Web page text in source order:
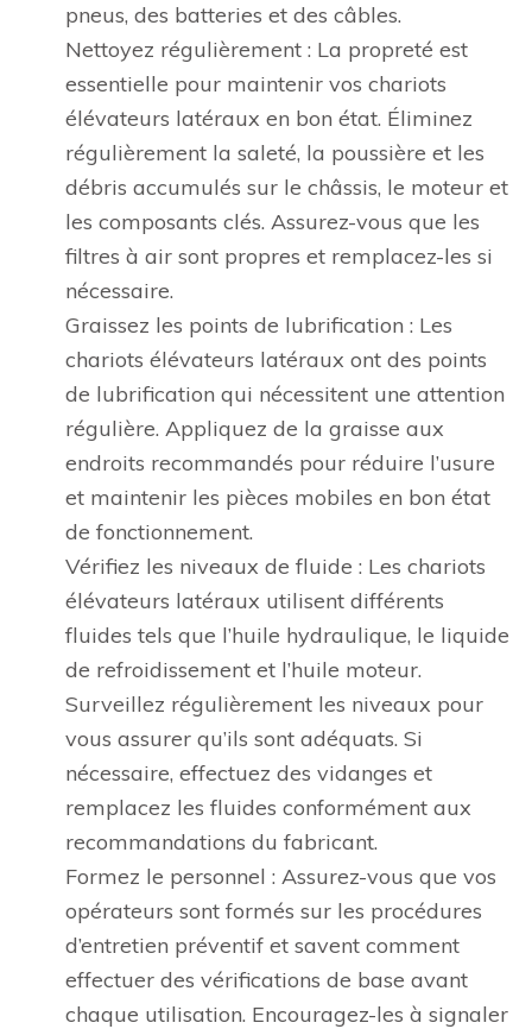
pneus, des batteries et des câbles.
Nettoyez régulièrement : La propreté est
essentielle pour maintenir vos chariots
élévateurs latéraux en bon état. Éliminez
régulièrement la saleté, la poussière et les
débris accumulés sur le châssis, le moteur et
les composants clés. Assurez-vous que les
filtres à air sont propres et remplacez-les si
nécessaire.
Graissez les points de lubrification : Les
chariots élévateurs latéraux ont des points
de lubrification qui nécessitent une attention
régulière. Appliquez de la graisse aux
endroits recommandés pour réduire l’usure
et maintenir les pièces mobiles en bon état
de fonctionnement.
Vérifiez les niveaux de fluide : Les chariots
élévateurs latéraux utilisent différents
fluides tels que l’huile hydraulique, le liquide
de refroidissement et l’huile moteur.
Surveillez régulièrement les niveaux pour
vous assurer qu’ils sont adéquats. Si
nécessaire, effectuez des vidanges et
remplacez les fluides conformément aux
recommandations du fabricant.
Formez le personnel : Assurez-vous que vos
opérateurs sont formés sur les procédures
d’entretien préventif et savent comment
effectuer des vérifications de base avant
chaque utilisation. Encouragez-les à signaler